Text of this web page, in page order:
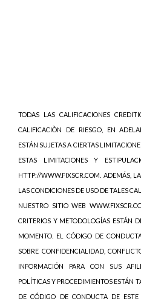
TODAS LAS CALIFICACIONES
CALIFICACIÒN DE RIESGO, EN
ESTÁN SUJETAS A CIERTAS
ESTAS LIMITACIONES Y
HTTP://WWW.FIXSCR.COM. ADEMÁS,
LAS CONDICIONES DE USO DE TALES
NUESTRO SITIO WEB
CRITERIOS Y METODOLOGÍAS ESTÁN
MOMENTO. EL CÓDIGO DE
SOBRE CONFIDENCIALIDAD,
INFORMACIÓN PARA CON SUS
POLÍTICAS Y PROCEDIMIENTOS ESTÁN
DE CÓDIGO DE CONDUCTA DE